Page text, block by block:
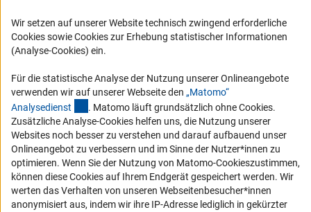
Karriere
Logo und Corporate Design
Compliance
Vergabeverfahren
Barrierefreiheit
Service und Informationen für Menschen mit Behinderungen
Erklärung zur Barrierefreiheit
Barriere melden
Wir setzen auf unserer Website technisch zwingend erforderliche
Cookies sowie Cookies zur Erhebung statistischer Informationen
(Analyse-Cookies) ein.
Für die statistische Analyse der Nutzung unserer Onlineangebote
verwenden wir auf unserer Webseite den „Matomo“
Analysedienst (externer Link)
. Matomo läuft grundsätzlich ohne Cookies.
Zusätzliche Analyse-Cookies helfen uns, die Nutzung unserer
Websites noch besser zu verstehen und darauf aufbauend unser
Onlineangebot zu verbessern und im Sinne der Nutzer*innen zu
optimieren. Wenn Sie der Nutzung von Matomo-Cookieszustimmen,
können diese Cookies auf Ihrem Endgerät gespeichert werden. Wir
werten das Verhalten von unseren Webseitenbesucher*innen
anonymisiert aus, indem wir ihre IP-Adresse lediglich in gekürzter